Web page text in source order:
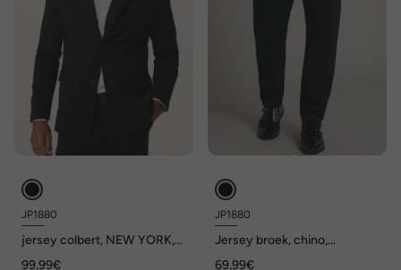
JP1880
jersey colbert, NEW YORK,
& match, tot 8XL
99,99€
JP1880
Jersey broek, chino,
& match NEW YORK, tot 8XL
69,99€